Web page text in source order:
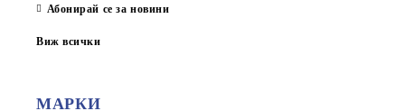
Абонирай се за новини
Виж всички
МАРКИ